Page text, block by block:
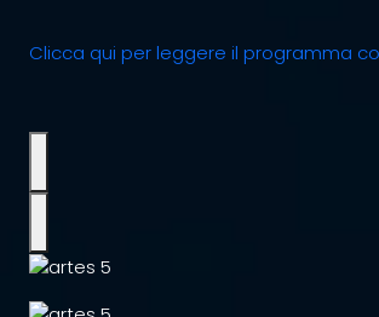
Clicca qui per leggere il programma